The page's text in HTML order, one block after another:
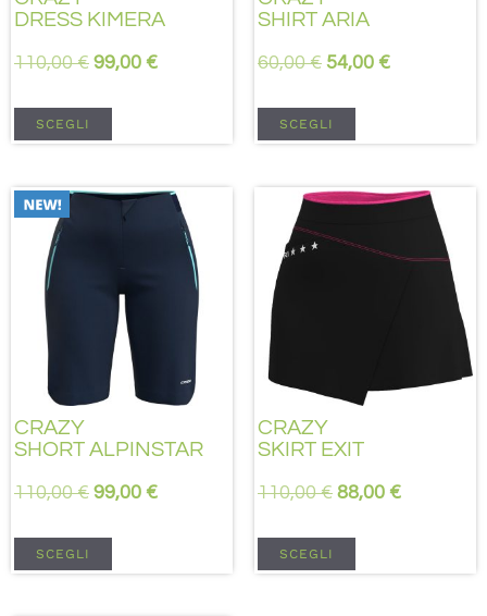
DRESS KIMERA
110,00€ 99,00 €
SCEGLI
SHIRT ARIA
60,00€ 54,00 €
SCEGLI
CRAZY
SHORT ALPINSTAR
110,00€ 99,00 €
SCEGLI
CRAZY
SKIRT EXIT
110,00€ 88,00 €
SCEGLI